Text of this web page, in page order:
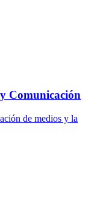
Comunicación
de medios y la